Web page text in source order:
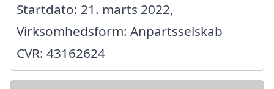
Startdato: 21. marts 2022,
Virksomhedsform: Anpartsselskab
CVR: 43162624